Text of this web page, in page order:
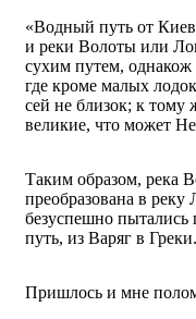
«Водный путь от
и реки Волоты или
сухим путем, однакож
где кроме малых
сей не близок; к тому
великие, что может
Таким образом, река
преобразована в реку
безуспешно пытались
путь, из Варяг в Греки.
Пришлось и мне